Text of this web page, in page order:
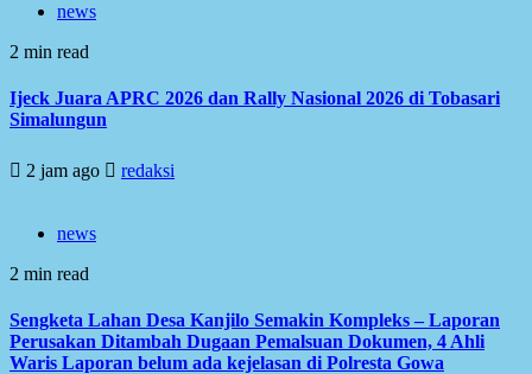
news
2 min read
Ijeck Juara APRC 2026 dan Rally Nasional 2026 di Tobasari
Simalungun
2 jam ago redaksi
news
2 min read
Sengketa Lahan Desa Kanjilo Semakin Kompleks – Laporan
Perusakan Ditambah Dugaan Pemalsuan Dokumen, 4 Ahli
Waris Laporan belum ada kejelasan di Polresta Gowa